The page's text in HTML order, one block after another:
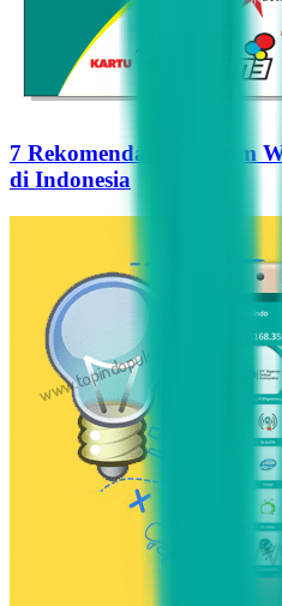
7 Rekomendasi Pengirim
di Indonesia